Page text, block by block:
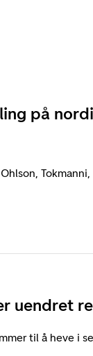
på
Tokmanni,
uendret
til å heve i